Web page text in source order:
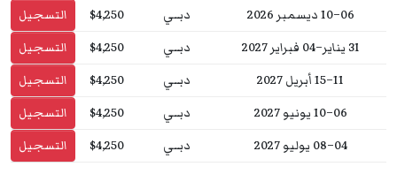
06–10 ديسمبر 2026
دبــي $4,250
التسجيل
31 يناير–04 فبراير 2027
دبــي $4,250
التسجيل
11–15 أبريل 2027
دبــي $4,250
التسجيل
06–10 يونيو 2027
دبــي $4,250
التسجيل
04–08 يوليو 2027
دبــي $4,250 التسجيل